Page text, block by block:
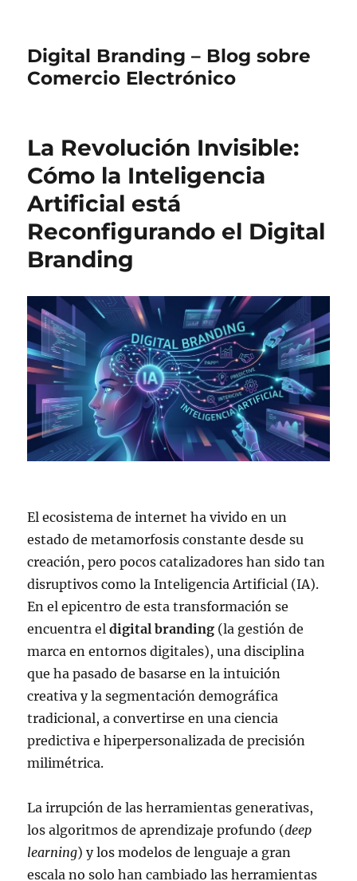
Digital Branding – Blog sobre
Comercio Electrónico
La Revolución Invisible:
Cómo la Inteligencia
Artificial está
Reconfigurando el Digital
Branding
El ecosistema de internet ha vivido en un
estado de metamorfosis constante desde su
creación, pero pocos catalizadores han sido tan
disruptivos como laInteligencia Artificial (IA).
En el epicentro de esta transformación se
encuentra eldigital branding (la gestión de
marca en entornos digitales), una disciplina
que ha pasado de basarse en la intuición
creativa y la segmentación demográfica
tradicional, a convertirse en una ciencia
predictiva e hiperpersonalizada de precisión
milimétrica.
La irrupción de las herramientas generativas,
los algoritmos de aprendizaje profundo (deep
learning) y los modelos de lenguaje a gran
escala no solo han cambiado las herramientas